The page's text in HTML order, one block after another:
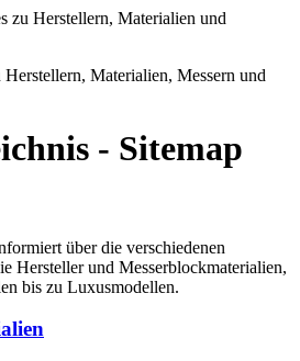
Herstellern, Materialien, Messern und
- Sitemap
über die verschiedenen
Hersteller und Messerblockmaterialien,
bis zu Luxusmodellen.